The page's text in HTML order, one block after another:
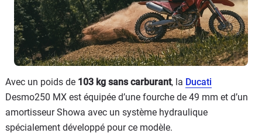
Avec un poids de 103 kg sans carburant, la Ducati
Desmo250 MX est équipée d’une fourche de 49 mm et d’un
amortisseur Showa avec un système hydraulique
spécialement développé pour ce modèle.